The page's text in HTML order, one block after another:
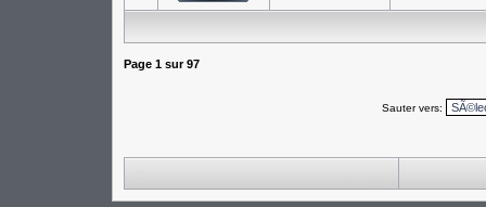
Page 1sur97
Sauter vers: